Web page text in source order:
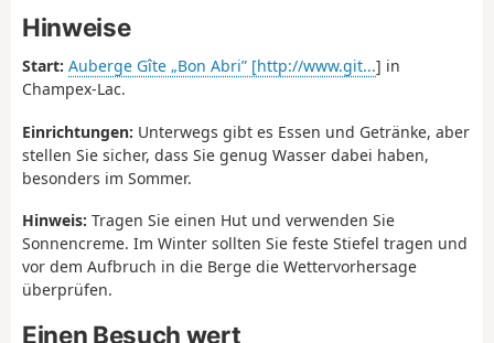
Hinweise
Start: Auberge Gîte „Bon Abri” [http://www.git...] in
Champex-Lac.
Einrichtungen: Unterwegs gibt es Essen und Getränke, aber
stellen Sie sicher, dass Sie genug Wasser dabei haben,
besonders im Sommer.
Hinweis: Tragen Sie einen Hut und verwenden Sie
Sonnencreme. Im Winter sollten Sie feste Stiefel tragen und
vor dem Aufbruch in die Berge die Wettervorhersage
überprüfen.
Einen Besuch wert